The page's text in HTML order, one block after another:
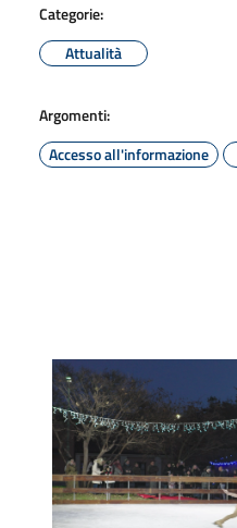
Categorie:
Attualità
Argomenti:
Accesso all'informazione